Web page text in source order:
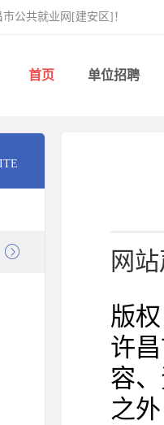
公共就业网[建安区]！
首页 单位招聘
网
版权
许
容
之